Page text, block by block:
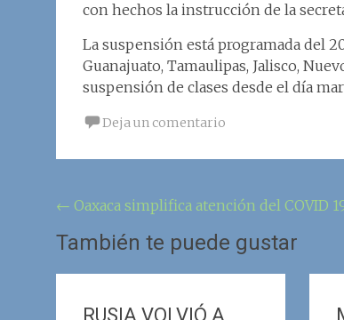
con hechos la instrucción de la
La suspensión está programada del
Guanajuato, Tamaulipas, Jalisco,
suspensión de clases desde el día
Deja un comentario
Navegación
de
← Oaxaca simplifica atención del COVID
También te puede gustar
RUSIA VOLVIÓ A